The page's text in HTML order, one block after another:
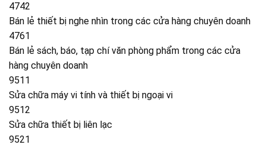
4742
Bán lẻ thiết bị nghe nhìn trong các cửa hàng chuyên doanh
4761
Bán lẻ sách, báo, tạp chí văn phòng phẩm trong các cửa
hàng chuyên doanh
9511
Sửa chữa máy vi tính và thiết bị ngoại vi
9512
Sửa chữa thiết bị liên lạc
9521